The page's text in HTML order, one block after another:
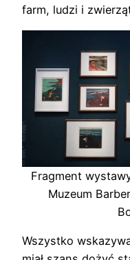
farm, ludzi i
Fragment
Muzeum
Wszystko